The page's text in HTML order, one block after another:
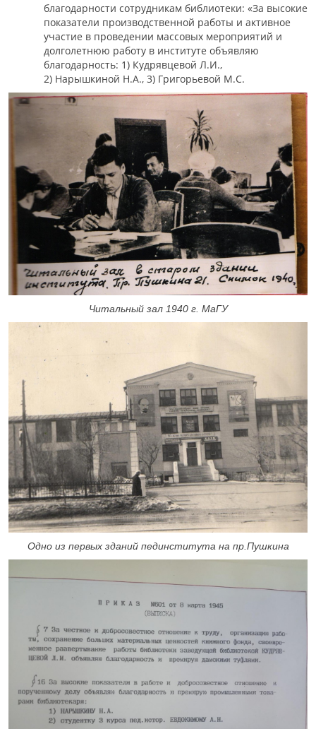
благодарности сотрудникам библиотеки: «За высокие
показатели производственной работы и активное
участие в проведении массовых мероприятий и
долголетнюю работу в институте объявляю
благодарность: 1) Кудрявцевой Л.И.,
2) Нарышкиной Н.А., 3) Григорьевой М.С.
Читальный зал 1940 г. МаГУ
Одно из первых зданий пединститута на пр.Пушкина